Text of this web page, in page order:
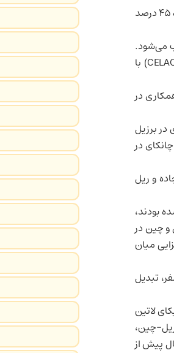
به گفته وی، برزیل در نظر دارد صادرات سورگوم و گوشت به چین را گسترش دهد. آمریکا پیش از این تأمین‌کننده ۴۵ درصد
آغاز دور دوم ریاست‌جمهوری‌اش در سال ۲۰۲۳ محسوب می‌شود.
برای شرکت در نشست جامعه کشورهای آمریکای لاتین و کارائیب (CELAC) با
که دو کشور بیش از ۴۰ تفاهم‌نامه همکاری در
در برزیل
در
و ریل
بودند،
و چین در
میان
تبدیل
لاتین
چین،
۳۳ درصدی نسبت به سال پیش از